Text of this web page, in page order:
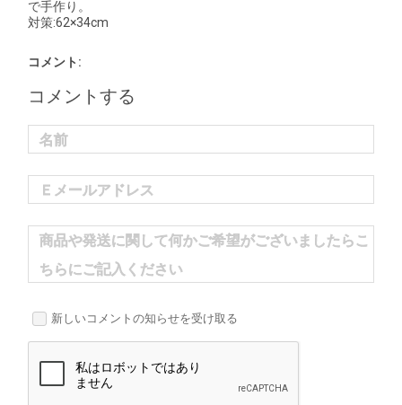
で手作り。
対策:62×34cm
コメント:
コメントする
名前
Ｅメールアドレス
商品や発送に関して何かご希望がございましたらこ
ちらにご記入ください
新しいコメントの知らせを受け取る